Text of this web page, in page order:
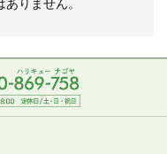
りません。